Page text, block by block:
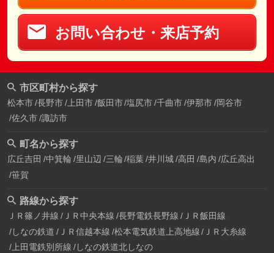
お問い合わせ・来店予約
市区町村から探す
松本市 長野市 上田市 飯田市 塩尻市 千曲市 伊那市 岡谷市
佐久市 諏訪市
町名から探す
広丘吉田 中箕輪 里山辺 三輪 稲葉 井川城 高田 島内 広丘高出
笹賀
路線から探す
ＪＲ篠ノ井線 ＪＲ中央本線 長野電鉄長野線 ＪＲ飯田線
しなの鉄道 ＪＲ信越本線 松本電気鉄道上高地線
ＪＲ大糸線
上田電鉄別所線 しなの鉄道北しなの